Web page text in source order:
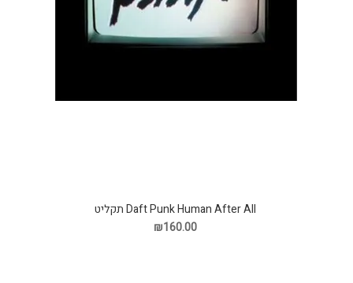
Daft Punk Human After All תקליט
₪160.00